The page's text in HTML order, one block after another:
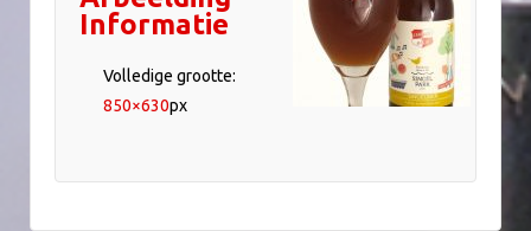
Informatie
Volledige grootte:
850×630px